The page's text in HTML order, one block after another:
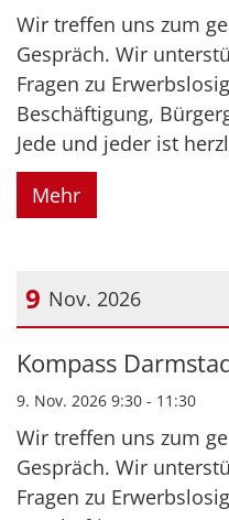
Wir treffen uns zum
Gespräch. Wir
Fragen zu
Beschäftigung,
Jede und jeder ist
Mehr
9 Nov. 2026
Datum: 9. November
Kompass
9. Nov. 2026 9:30 - 11:30
Wir treffen uns zum
Gespräch. Wir
Fragen zu